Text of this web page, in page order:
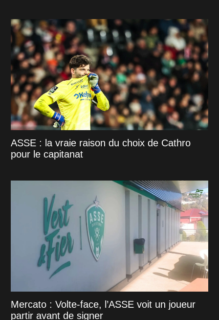
ASSE : la vraie raison du choix de Cathro
pour le capitanat
Mercato : Volte-face, l’ASSE voit un joueur
partir avant de signer